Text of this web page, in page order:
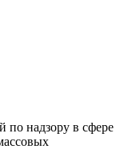
по надзору в сфере